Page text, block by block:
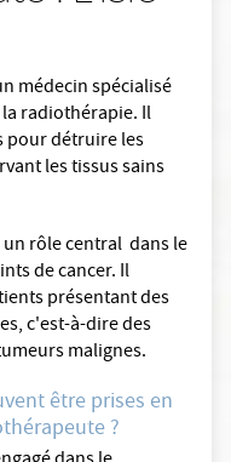
médecin spécialisé
radiothérapie. Il
pour détruire les
les tissus sains
rôle central dans le
de cancer. Il
présentant des
c'est-à-dire des
malignes.
être prises en
?